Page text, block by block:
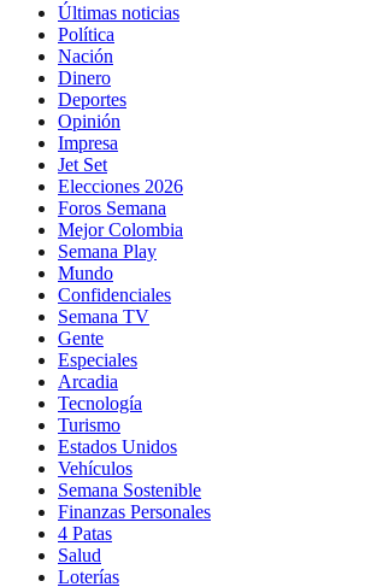
Últimas noticias
Política
Nación
Dinero
Deportes
Opinión
Impresa
Jet Set
Elecciones 2026
Foros Semana
Mejor Colombia
Semana Play
Mundo
Confidenciales
Semana TV
Gente
Especiales
Arcadia
Tecnología
Turismo
Estados Unidos
Vehículos
Semana Sostenible
Finanzas Personales
4 Patas
Salud
Loterías